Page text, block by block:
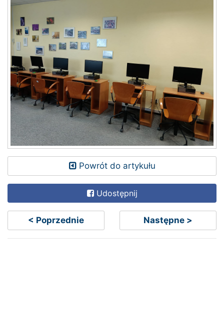
Powrót do artykułu
Udostępnij
< Poprzednie Następne >